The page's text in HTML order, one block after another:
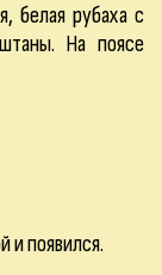
белая рубаха с
На поясе
и появился.